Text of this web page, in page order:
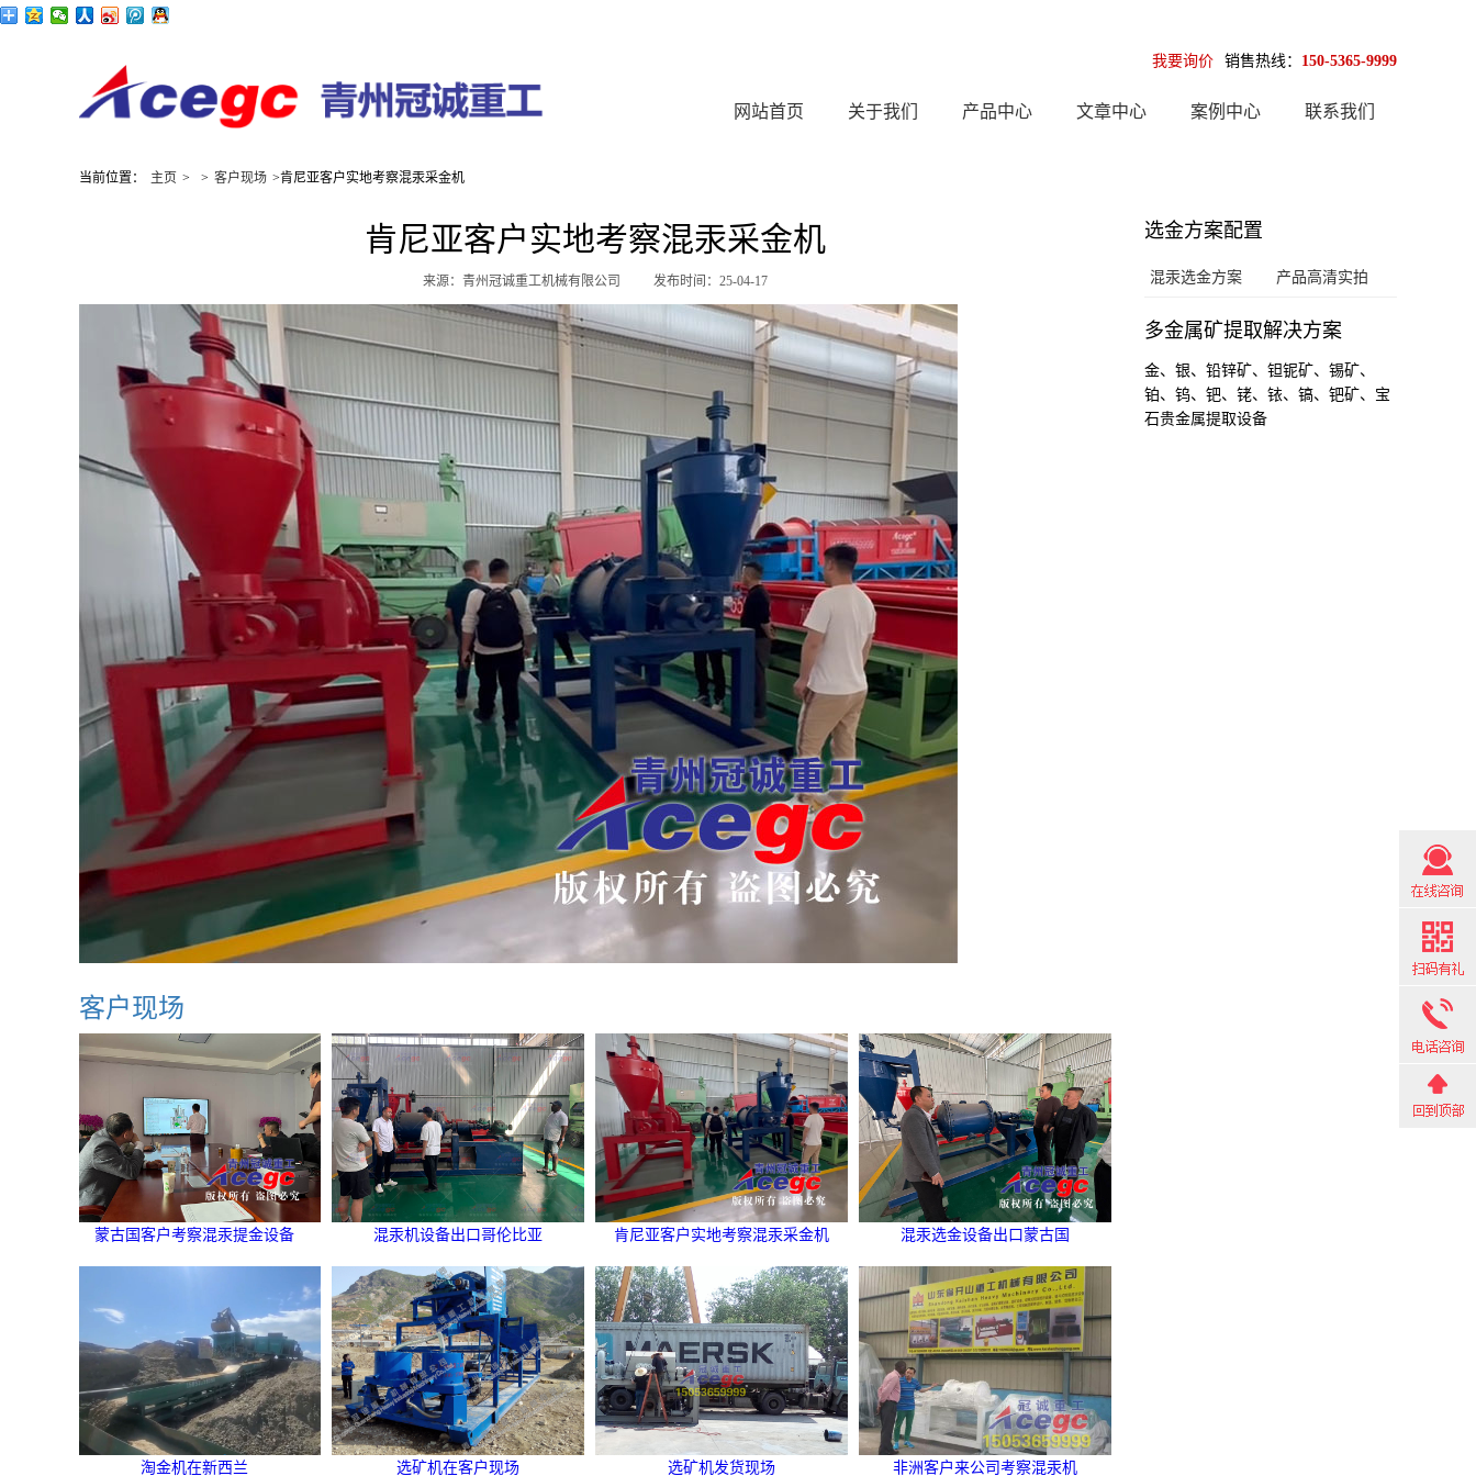
我要询价 销售热线： 150-5365-9999
网站首页 关于我们 产品中心 文章中心 案例中心 联系我们
当前位置： 主页 > > 客户现场 >肯尼亚客户实地考察混汞采金机
肯尼亚客户实地考察混汞采金机
来源：青州冠诚重工机械有限公司 发布时间：25-04-17
客户现场
蒙古国客户考察混汞提金设备 混汞机设备出口哥伦比亚 肯尼亚客户实地考察混汞采金机 混汞选金设备出口蒙古国
淘金机在新西兰 选矿机在客户现场 选矿机发货现场 非洲客户来公司考察混汞机
选金方案配置
混汞选金方案 产品高清实拍
多金属矿提取解决方案
金、银、铅锌矿、钽铌矿、锡矿、
铂、钨、钯、铑、铱、镐、钯矿、宝
石贵金属提取设备